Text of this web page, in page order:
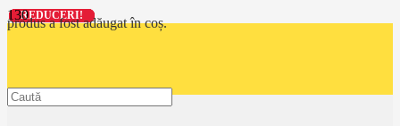
produsa fost adăugat în coș.
REDUCERI!
REDUCERI!
REDUCERI!
REDUCERI!